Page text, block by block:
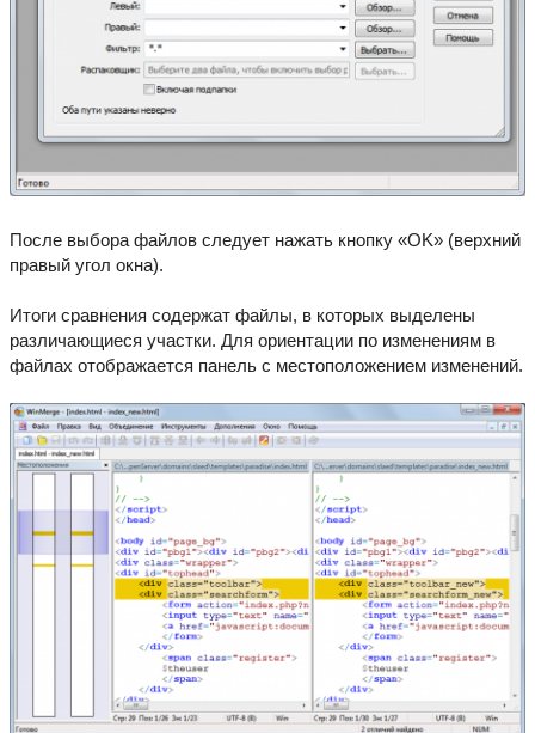
После выбора файлов следует нажать кнопку «OK» (верхний
правый угол окна).
Итоги сравнения содержат файлы, в которых выделены
различающиеся участки. Для ориентации по изменениям в
файлах отображается панель с местоположением изменений.